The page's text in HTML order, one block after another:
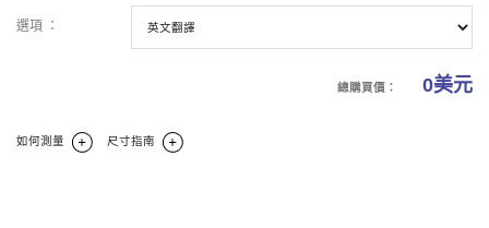
選項 ：
總購買價： 0美元
如何測量 尺寸指南